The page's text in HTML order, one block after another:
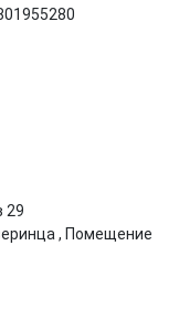
29
, Помещение